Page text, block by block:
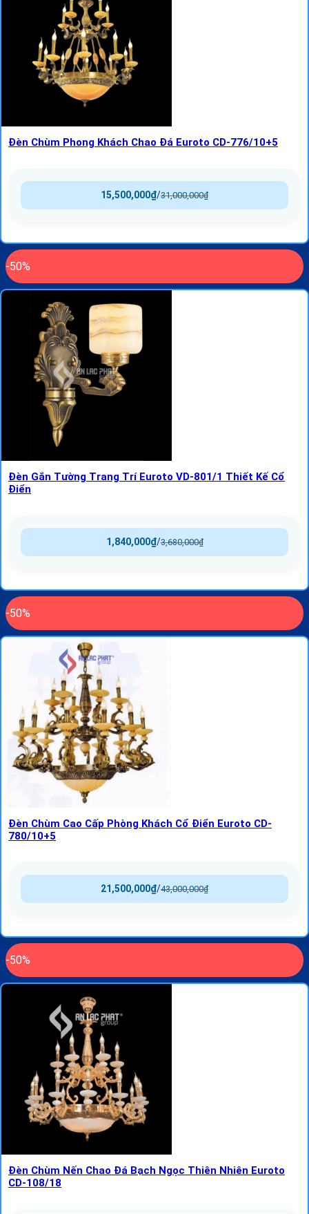
Đèn Chùm Phong Khách Chao Đá Euroto CD-776/10+5
31,000,000₫
/
15,500,000₫
-50%
Đèn Gắn Tường Trang Trí Euroto VD-801/1 Thiết Kế Cổ
Điển
3,680,000₫
/
1,840,000₫
-50%
Đèn Chùm Cao Cấp Phòng Khách Cổ Điển Euroto CD-
780/10+5
43,000,000₫
/
21,500,000₫
-50%
Đèn Chùm Nến Chao Đá Bạch Ngọc Thiên Nhiên Euroto
CD-108/18